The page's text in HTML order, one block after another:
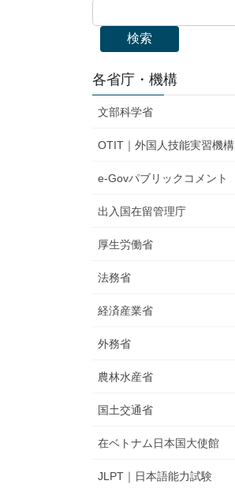
検索
各省庁・機構
文部科学省
OTIT｜外国人技能実習機構
e-Govパブリックコメント
出入国在留管理庁
厚生労働省
法務省
経済産業省
外務省
農林水産省
国土交通省
在ベトナム日本国大使館
JLPT｜日本語能力試験